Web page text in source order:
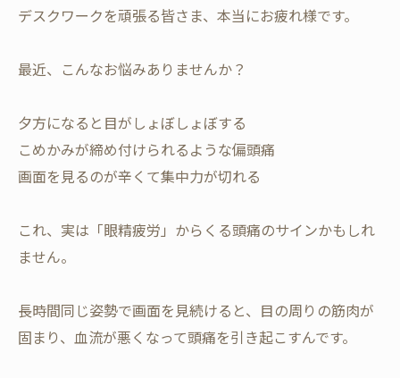
​デスクワークを頑張る皆さま、本当にお疲れ様です。
最近、こんなお悩みありませんか？
​夕方になると目がしょぼしょぼする
​こめかみが締め付けられるような偏頭痛
​画面を見るのが辛くて集中力が切れる
​これ、実は「眼精疲労」からくる頭痛のサインかもしれ
ません。
長時間同じ姿勢で画面を見続けると、目の周りの筋肉が
固まり、血流が悪くなって頭痛を引き起こすんです。